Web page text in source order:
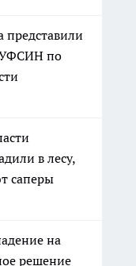
УФСИН по
в лесу,
саперы
на
решение